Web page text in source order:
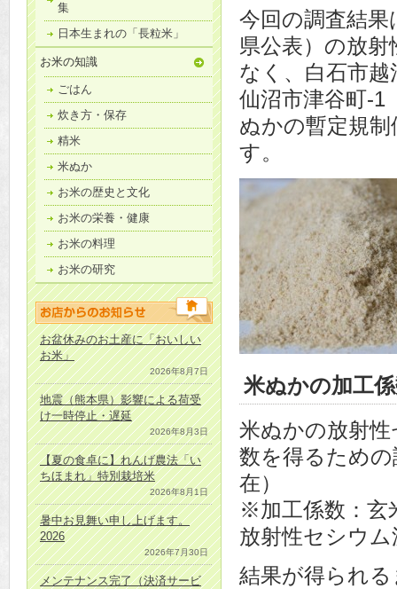
集
日本生まれの「長粒米」
お米の知識
ごはん
炊き方・保存
精米
米ぬか
お米の歴史と文化
お米の栄養・健康
お米の料理
お米の研究
お盆休みのお土産に「おいしい
お米」
2026年8月7日
地震（熊本県）影響による荷受
け一時停止・遅延
2026年8月3日
【夏の食卓に】れんげ農法「い
ちほまれ」特別栽培米
2026年8月1日
暑中お見舞い申し上げます。
2026
2026年7月30日
メンテナンス完了（決済サービ
今回の調査結果
県公表）の放
なく、白石市
仙沼市津谷町-
ぬかの暫定規
す。
米ぬかの加工
米ぬかの放射
数を得るため
在）
※加工係数：玄
放射性セシウ
結果が得られ